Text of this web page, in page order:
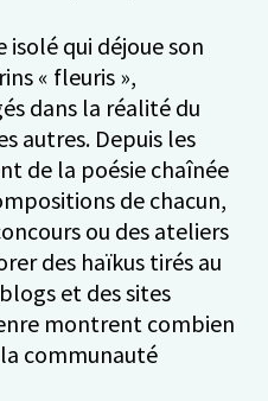
isolé qui déjoue son
« fleuris »,
dans la réalité du
autres. Depuis les
de la poésie chaînée
de chacun,
ou des ateliers
des haïkus tirés au
et des sites
montrent combien
communauté